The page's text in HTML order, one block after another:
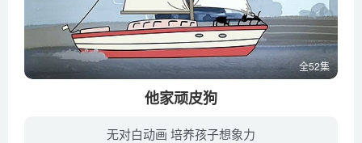
全52集
他家顽皮狗
无对白动画 培养孩子想象力